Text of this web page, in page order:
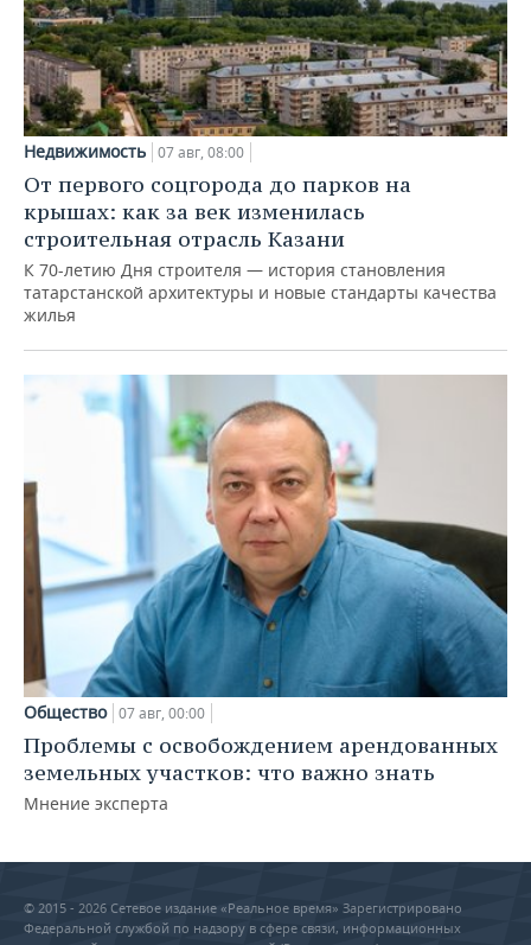
Недвижимость 07 авг, 08:00
От первого соцгорода до парков на
крышах: как за век изменилась
строительная отрасль Казани
К 70-летию Дня строителя — история становления
татарстанской архитектуры и новые стандарты качества
жилья
Общество 07 авг, 00:00
Проблемы с освобождением арендованных
земельных участков: что важно знать
Мнение эксперта
© 2015 - 2026 Сетевое издание «Реальное время» Зарегистрировано
Федеральной службой по надзору в сфере связи, информационных